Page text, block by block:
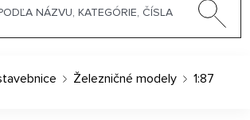
Železničné modely 1:87